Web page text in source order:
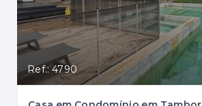
Ref.: 4790